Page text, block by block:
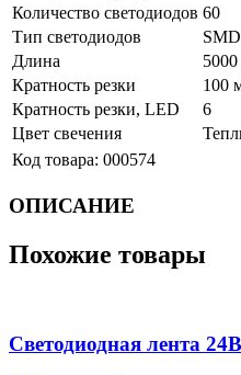
Количество светодиодов 60
Тип светодиодов
SMD
Длина
Кратность резки
100
Кратность резки, LED
6
Цвет свечения
Код товара: 000574
ОПИСАНИЕ
Похожие товары
Светодиодная лента